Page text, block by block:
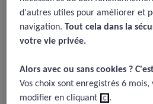
Auteur : Dr Vre Michel BAUSSIER /MAJ
Cas clinique
L’examen et les injections sont
box ; l’encolure est propre ; des
stériles à usage unique sont
d'autres utiles pour améliorer et
navigation.Tout cela dans la
votre vie privée.​
Alors avec ou sans cookies ?
Vos choix sont enregistrés 6 mois,
modifier en cliquant ici.